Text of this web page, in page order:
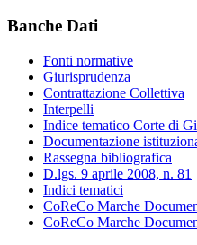
Banche Dati
Fonti normative
Giurisprudenza
Contrattazione Collettiva
Interpelli
Indice tematico Corte di
Documentazione
Rassegna bibliografica
D.lgs. 9 aprile 2008, n. 81
Indici tematici
CoReCo Marche
CoReCo Marche